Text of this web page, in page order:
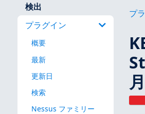
検出
プラグイン
概要
最新
更新日
検索
Nessus ファミリー
プ